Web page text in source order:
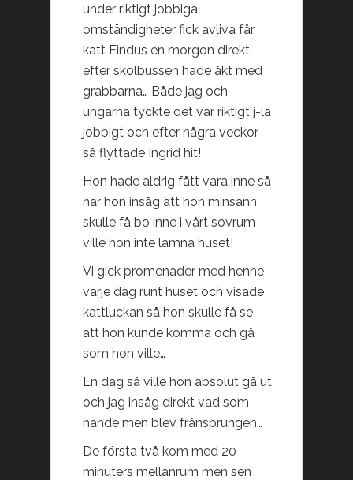
under riktigt jobbiga
omständigheter fick avliva får
katt Findus en morgon direkt
efter skolbussen hade åkt med
grabbarna… Både jag och
ungarna tyckte det var riktigt j-la
jobbigt och efter några veckor
så flyttade Ingrid hit!
Hon hade aldrig fått vara inne så
när hon insåg att hon minsann
skulle få bo inne i vårt sovrum
ville hon inte lämna huset!
Vi gick promenader med henne
varje dag runt huset och visade
kattluckan så hon skulle få se
att hon kunde komma och gå
som hon ville…
En dag så ville hon absolut gå ut
och jag insåg direkt vad som
hände men blev frånsprungen…
De första två kom med 20
minuters mellanrum men sen